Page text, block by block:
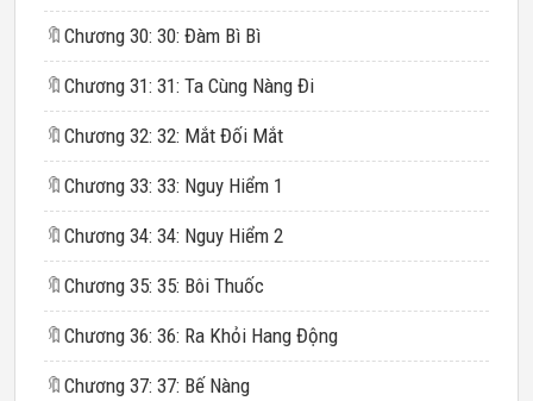
🔖 Chương 30: 30: Đàm Bì Bì
🔖 Chương 31: 31: Ta Cùng Nàng Đi
🔖 Chương 32: 32: Mắt Đối Mắt
🔖 Chương 33: 33: Nguy Hiểm 1
🔖 Chương 34: 34: Nguy Hiểm 2
🔖 Chương 35: 35: Bôi Thuốc
🔖 Chương 36: 36: Ra Khỏi Hang Động
🔖 Chương 37: 37: Bế Nàng